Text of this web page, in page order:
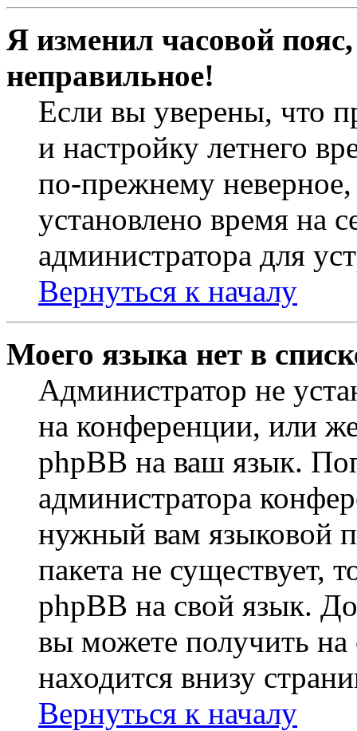
Я изменил часовой
неправильное!
Если вы уверены, что
и настройку летнего
по-прежнему неверное,
установлено время на
администратора для
Вернуться к началу
Моего языка нет в
Администратор не
на конференции, или
phpBB на ваш язык.
администратора
нужный вам языковой
пакета не существует,
phpBB на свой язык.
вы можете получить на
находится внизу
Вернуться к началу